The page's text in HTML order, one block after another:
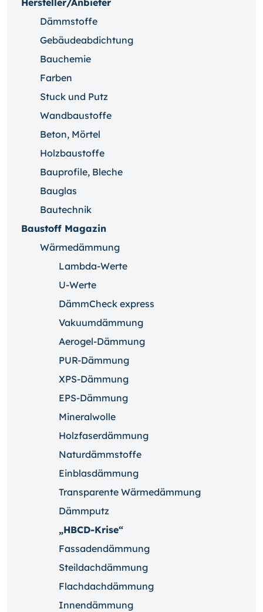
Hersteller/Anbieter
Dämmstoffe
Gebäudeabdichtung
Bauchemie
Farben
Stuck und Putz
Wandbaustoffe
Beton, Mörtel
Holzbaustoffe
Bauprofile, Bleche
Bauglas
Bautechnik
Baustoff Magazin
Wärmedämmung
Lambda-Werte
U-Werte
DämmCheck express
Vakuumdämmung
Aerogel-Dämmung
PUR-Dämmung
XPS-Dämmung
EPS-Dämmung
Mineralwolle
Holzfaserdämmung
Naturdämmstoffe
Einblasdämmung
Transparente Wärmedämmung
Dämmputz
„HBCD-Krise“
Fassadendämmung
Steildachdämmung
Flachdachdämmung
Innendämmung